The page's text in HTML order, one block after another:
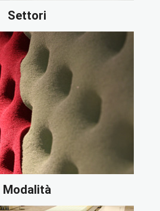
Settori
Modalità